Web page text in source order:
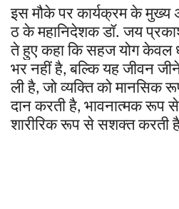
इसमौकेपरकार्यक्रमकेमुख्य
ठकेमहानिदेशकडॉ.जय
तेहुएकहाकिसहजयोगकेवल
भरनहींहै,बल्कियहजीवन
लीहै,जोव्यक्तिकोमानसिक
दानकरतीहै, भावनात्मकरूपसे
शारीरिकरूपसेसशक्तकरती